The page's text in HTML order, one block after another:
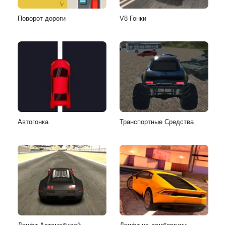
Поворот дороги V8 Гонки
Автогонка Транспортные Средства